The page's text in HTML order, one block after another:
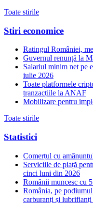
Toate stirile
Stiri economice
Ratingul României,
Guvernul renunță la
Salariul minim net pe
iulie 2026
Toate platformele
tranzacțiile la ANAF
Mobilizare pentru
Toate stirile
Statistici
Comerțul cu
Serviciile de piață
cinci luni din 2026
Românii muncesc cu
România, pe
carburanți și